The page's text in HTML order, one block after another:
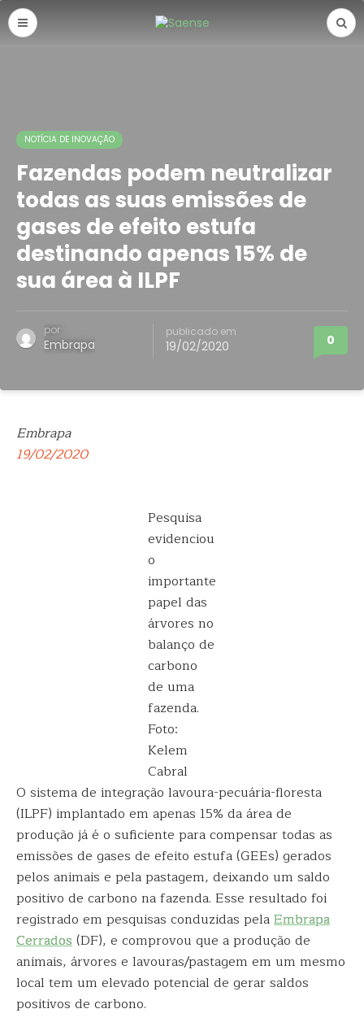
NOTÍCIA DE INOVAÇÃO
Fazendas podem neutralizar
todas as suas emissões de
gases de efeito estufa
destinando apenas 15% de
sua área à ILPF
por
Embrapa
publicado em
19/02/2020 0
Embrapa
19/02/2020
Pesquisa
evidenciou
o
importante
papel das
árvores no
balanço de
carbono
de uma
fazenda.
Foto:
Kelem
Cabral
O sistema de integração lavoura-pecuária-floresta
(ILPF) implantado em apenas 15% da área de
produção já é o suficiente para compensar todas as
emissões de gases de efeito estufa (GEEs) gerados
pelos animais e pela pastagem, deixando um saldo
positivo de carbono na fazenda. Esse resultado foi
registrado em pesquisas conduzidas pelaEmbrapa
Cerrados(DF), e comprovou que a produção de
animais, árvores e lavouras/pastagem em um mesmo
local tem um elevado potencial de gerar saldos
positivos de carbono.